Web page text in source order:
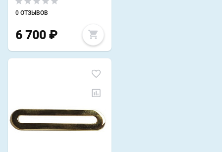
0 ОТЗЫВОВ
6 700 ₽